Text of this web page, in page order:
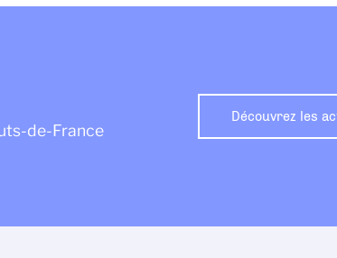
de-France
Découvrez les